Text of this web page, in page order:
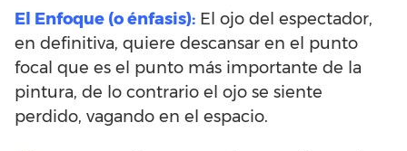
El Enfoque (o énfasis): El ojo del espectador,
en definitiva, quiere descansar en el punto
focal que es el punto más importante de la
pintura, de lo contrario el ojo se siente
perdido, vagando en el espacio.